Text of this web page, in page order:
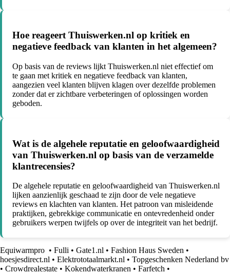
Hoe reageert Thuiswerken.nl op kritiek en
negatieve feedback van klanten in het algemeen?
Op basis van de reviews lijkt Thuiswerken.nl niet effectief om
te gaan met kritiek en negatieve feedback van klanten,
aangezien veel klanten blijven klagen over dezelfde problemen
zonder dat er zichtbare verbeteringen of oplossingen worden
geboden.
Wat is de algehele reputatie en geloofwaardigheid
van Thuiswerken.nl op basis van de verzamelde
klantrecensies?
De algehele reputatie en geloofwaardigheid van Thuiswerken.nl
lijken aanzienlijk geschaad te zijn door de vele negatieve
reviews en klachten van klanten. Het patroon van misleidende
praktijken, gebrekkige communicatie en ontevredenheid onder
gebruikers werpen twijfels op over de integriteit van het bedrijf.
Equiwarmpro • Fulli • Gate1.nl • Fashion Haus Sweden •
hoesjesdirect.nl • Elektrototaalmarkt.nl • Topgeschenken Nederland bv
• Crowdrealestate • Kokendwaterkranen • Farfetch •